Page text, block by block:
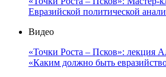
Евразийской политической
Видео
«Точки Роста – Псков»: лекция
«Каким должно быть